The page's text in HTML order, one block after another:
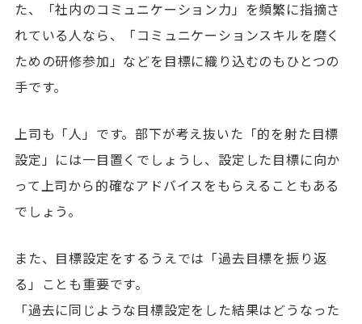
た、「社内のコミュニケーション力」を頻繁に指摘さ
れている人なら、「コミュニケーションスキルを磨く
ための研修参加」などを目標に織り込むのもひとつの
手です。
上司も「人」です。部下が考え抜いた「的を射た目標
設定」には一目置くでしょうし、設定した目標に向か
って上司から的確なアドバイスをもらえることもある
でしょう。
また、目標設定をするうえでは「過去目標を振り返
る」ことも重要です。
「過去に同じような目標設定をした結果はどうなった